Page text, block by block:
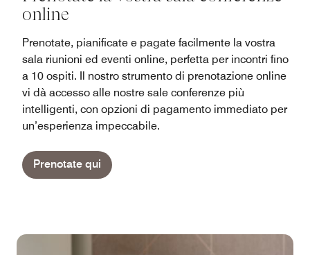
online
Prenotate, pianificate e pagate facilmente la vostra
sala riunioni ed eventi online, perfetta per incontri fino
a 10 ospiti. Il nostro strumento di prenotazione online
vi dà accesso alle nostre sale conferenze più
intelligenti, con opzioni di pagamento immediato per
un’esperienza impeccabile.
Prenotate qui